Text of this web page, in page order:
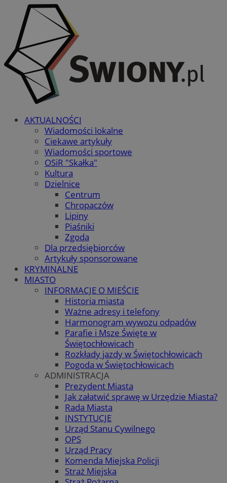
AKTUALNOŚCI
Wiadomości lokalne
Ciekawe artykuły
Wiadomości sportowe
OSiR "Skałka"
Kultura
Dzielnice
Centrum
Chropaczów
Lipiny
Piaśniki
Zgoda
Dla przedsiębiorców
Artykuły sponsorowane
KRYMINALNE
MIASTO
INFORMACJE O MIEŚCIE
Historia miasta
Ważne adresy i telefony
Harmonogram wywozu odpadów
Parafie i Msze Święte w
Świętochłowicach
Rozkłady jazdy w Świętochłowicach
Pogoda w Świętochłowicach
ADMINISTRACJA
Prezydent Miasta
Jak załatwić sprawę w Urzędzie Miasta?
Rada Miasta
INSTYTUCJE
Urząd Stanu Cywilnego
OPS
Urząd Pracy
Komenda Miejska Policji
Straż Miejska